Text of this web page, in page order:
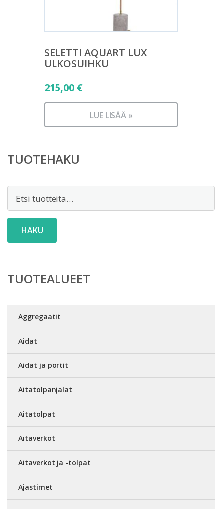
SELETTI AQUART LUX
ULKOSUIHKU
215,00 €
LUE LISÄÄ »
TUOTEHAKU
HAKU
TUOTEALUEET
Aggregaatit
Aidat
Aidat ja portit
Aitatolpanjalat
Aitatolpat
Aitaverkot
Aitaverkot ja -tolpat
Ajastimet